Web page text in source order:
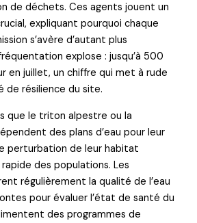
de déchets. Ces agents jouent un
expliquant pourquoi chaque
s’avère d’autant plus
explose : jusqu’à 500
en juillet, un chiffre qui met à rude
de résilience du site.
que le triton alpestre ou la
des plans d’eau pour leur
perturbation de leur habitat
des populations. Les
régulièrement la qualité de l’eau
pour évaluer l’état de santé du
des programmes de